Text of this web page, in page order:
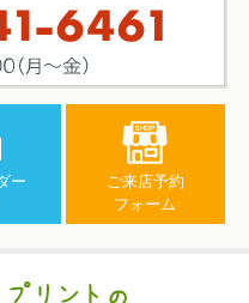
ー
ご来店予約
フォーム